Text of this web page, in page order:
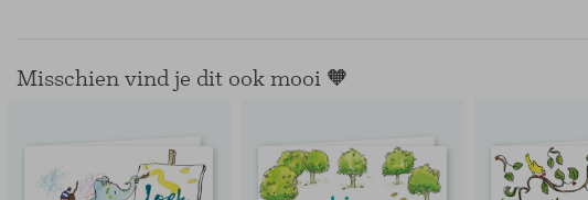
Misschien vind je dit ook mooi 🧡